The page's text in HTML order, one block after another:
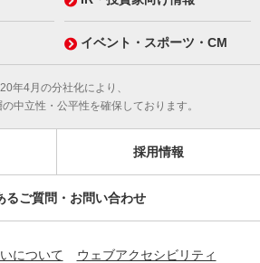
イベント・スポーツ・CM
年4月の分社化により、
中立性・公平性を確保しております。
採用情報
るご質問・お問い合わせ
について
ウェブアクセシビリティ